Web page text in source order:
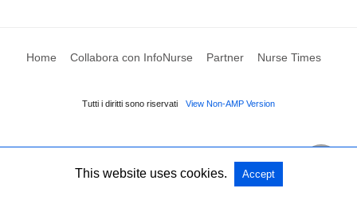
Home Collabora con InfoNurse Partner Nurse Times
Tutti i diritti sono riservati View Non-AMP Version
This website uses cookies. Accept